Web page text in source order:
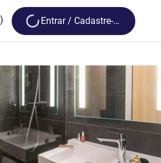
Loading...
Entrar / Cadastre-se